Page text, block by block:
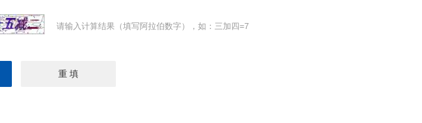
请输入计算结果（填写阿拉伯数字），如：三加四=7